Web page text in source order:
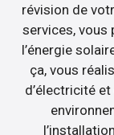
révision de
services, vous
l’énergie
ça, vous
d’électricité